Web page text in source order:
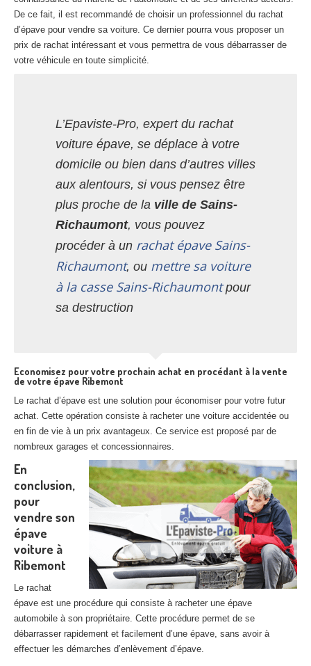
De ce fait, il est recommandé de choisir un professionnel du rachat
d’épave pour vendre sa voiture. Ce dernier pourra vous proposer un
prix de rachat intéressant et vous permettra de vous débarrasser de
votre véhicule en toute simplicité.
L’Epaviste-Pro, expert du rachat
voiture épave, se déplace à votre
domicile ou bien dans d’autres villes
aux alentours, si vous pensez être
plus proche de la ville de Sains-
Richaumont, vous pouvez
procéder à un rachat épave Sains-
Richaumont, ou mettre sa voiture
à la casse Sains-Richaumontpour
sa destruction
Economisez pour votre prochain achat en procédant à la vente
de votre épave Ribemont
Le rachat d’épave est une solution pour économiser pour votre futur
achat. Cette opération consiste à racheter une voiture accidentée ou
en fin de vie à un prix avantageux. Ce service est proposé par de
nombreux garages et concessionnaires.
En
conclusion,
pour
vendre son
épave
voiture à
Ribemont
Le rachat
épave est une procédure qui consiste à racheter une épave
automobile à son propriétaire. Cette procédure permet de se
débarrasser rapidement et facilement d’une épave, sans avoir à
effectuer les démarches d’enlèvement d’épave.